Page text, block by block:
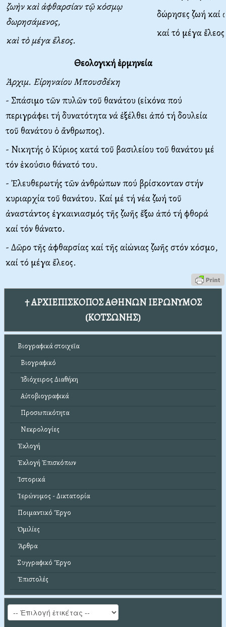
ζωὴν καὶ ἀφθαρσίαν τῷ κόσμῳ
δωρησάμενος,
καὶ τὸ μέγα ἔλεος.
δώρησες ζωή καί
καί τό μέγα
Θεολογική ἑρμηνεία
Ἀρχιμ. Εἰρηναίου Μπουσδέκη
- Σπάσιμο τῶν πυλῶν τοῦ θανάτου (εἰκόνα πού
περιγράφει τή δυνατότητα νά ἐξέλθει ἀπό τή δουλεία
τοῦ θανάτου ὁ ἄνθρωπος).
- Νικητής ὁ Κύριος κατά τοῦ βασιλείου τοῦ θανάτου μέ
τόν ἑκούσιο θάνατό του.
- Ἐλευθερωτής τῶν ἀνθρώπων πού βρίσκονταν στήν
κυριαρχία τοῦ θανάτου. Καί μέ τή νέα ζωή τοῦ
ἀναστάντος ἐγκαινιασμός τῆς ζωῆς ἔξω ἀπό τή φθορά
καί τόν θάνατο.
- Δῶρο τῆς ἀφθαρσίας καί τῆς αἰώνιας ζωῆς στόν κόσμο,
καί τό μέγα ἔλεος.
† ΑΡΧΙΕΠΙΣΚΟΠΟΣ ΑΘΗΝΩΝ ΙΕΡΩΝΥΜΟΣ
(ΚΟΤΣΩΝΗΣ)
Βιογραφικά στοιχεῖα
Βιογραφικό
Ἰδιόχειρος Διαθήκη
Αὐτοβιογραφικά
Προσωπικότητα
Νεκρολογίες
Ἐκλογή
Ἐκλογή Ἐπισκόπων
Ἱστορικά
Ἱερώνυμος - Δικτατορία
Ποιμαντικό Ἔργο
Ὁμιλίες
Ἄρθρα
Συγγραφικό Ἔργο
Ἐπιστολές